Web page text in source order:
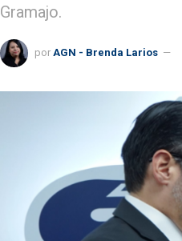
Gramajo.
por AGN - Brenda Larios